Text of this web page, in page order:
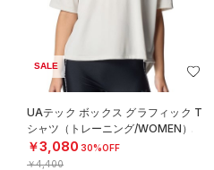
SALE
UAテック ボックス グラフィック T
シャツ（トレーニング/WOMEN）
￥3,080 30%OFF
￥4,400